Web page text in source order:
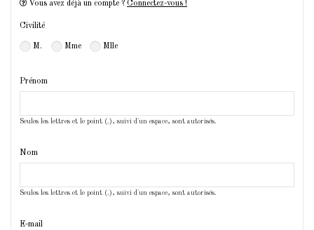
Vous avez déjà un compte ? Connectez-vous !
Civilité
M. Mme Mlle
Prénom
Seules les lettres et le point (.), suivi d'un espace, sont autorisés.
Nom
Seules les lettres et le point (.), suivi d'un espace, sont autorisés.
E-mail